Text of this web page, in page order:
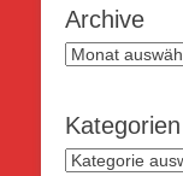
Archive
Archive
Kategorien
Kategorien